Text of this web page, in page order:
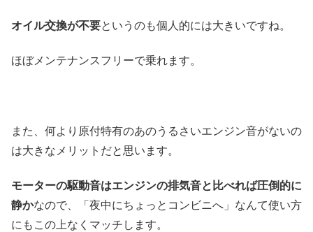
オイル交換が不要というのも個人的には大きいですね。
ほぼメンテナンスフリーで乗れます。
また、何より原付特有のあのうるさいエンジン音がないの
は大きなメリットだと思います。
モーターの駆動音はエンジンの排気音と比べれば圧倒的に
静かなので、「夜中にちょっとコンビニへ」なんて使い方
にもこの上なくマッチします。